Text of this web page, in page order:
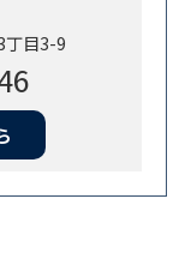
丁目3-9